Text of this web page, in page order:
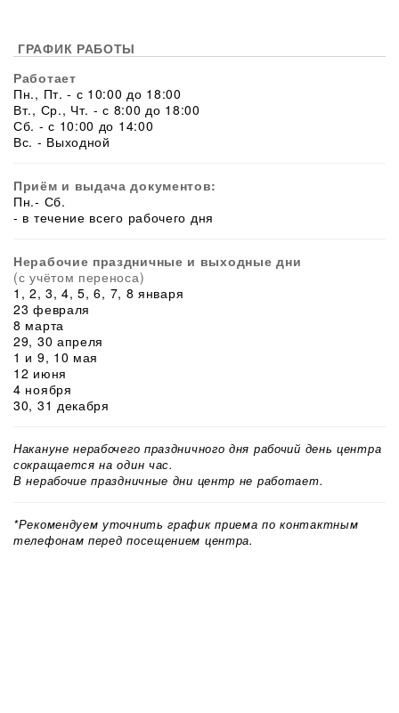
ГРАФИК РАБОТЫ
Работает
Пн., Пт. - с 10:00 до 18:00
Вт., Ср., Чт. - с 8:00 до 18:00
Сб. - с 10:00 до 14:00
Вс. - Выходной
Приём и выдача документов:
Пн.- Сб.
- в течение всего рабочего дня
Нерабочие праздничные и выходные дни
(с учётом переноса)
1, 2, 3, 4, 5, 6, 7, 8 января
23 февраля
8 марта
29, 30 апреля
1 и 9, 10 мая
12 июня
4 ноября
30, 31 декабря
Накануне нерабочего праздничного дня рабочий день центра
сокращается на один час.
В нерабочие праздничные дни центр не работает.
*Рекомендуем уточнить график приема по контактным
телефонам перед посещением центра.